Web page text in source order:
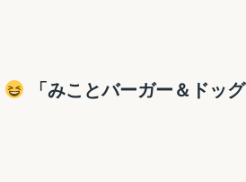
「みことバーガー＆ドッ